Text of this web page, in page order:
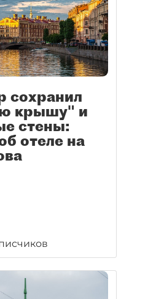
сохранил
крышу" и
стены:
отеле на